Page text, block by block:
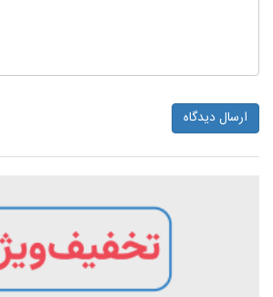
ارسال دیدگاه